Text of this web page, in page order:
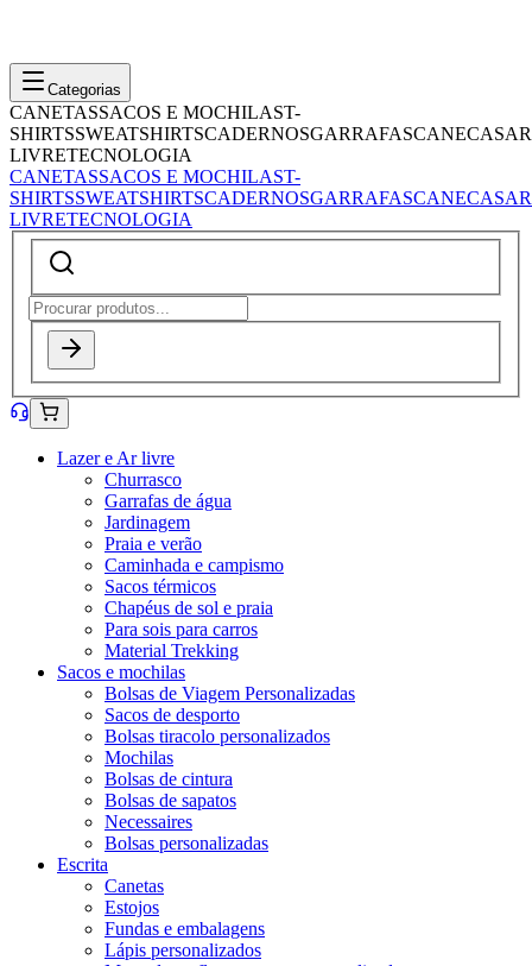
Categorias
CANETASSACOS E MOCHILAST-
SHIRTSSWEATSHIRTSCADERNOSGARRAFASCANECASAR
LIVRETECNOLOGIA
CANETASSACOS E MOCHILAST-
SHIRTSSWEATSHIRTSCADERNOSGARRAFASCANECASAR
LIVRETECNOLOGIA
Lazer e Ar livre
Churrasco
Garrafas de água
Jardinagem
Praia e verão
Caminhada e campismo
Sacos térmicos
Chapéus de sol e praia
Para sois para carros
Material Trekking
Sacos e mochilas
Bolsas de Viagem Personalizadas
Sacos de desporto
Bolsas tiracolo personalizados
Mochilas
Bolsas de cintura
Bolsas de sapatos
Necessaires
Bolsas personalizadas
Escrita
Canetas
Estojos
Fundas e embalagens
Lápis personalizados